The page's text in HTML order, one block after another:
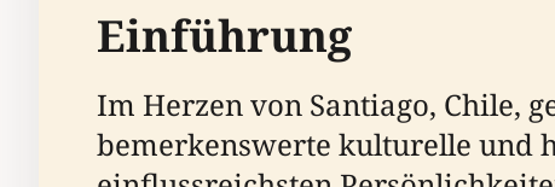
Einführung
Im Herzen von Santiago, Chile,
bemerkenswerte kulturelle und